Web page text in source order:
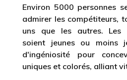
Environ 5000 personnes
admirer les compétiteurs,
uns que les autres. Les
soient jeunes ou moins
d'ingéniosité pour
uniques et colorés, alliant